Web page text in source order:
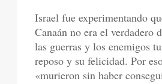
Israel fue experimentando
Canaán no era el verdadero
las guerras y los enemigos
reposo y su felicidad. Por
«murieron sin haber